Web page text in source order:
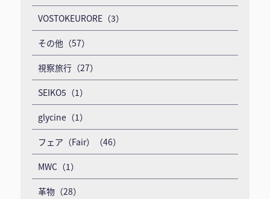
VOSTOKEURORE（3）
その他（57）
視察旅行（27）
SEIKO5（1）
glycine（1）
フェア（Fair）（46）
MWC（1）
革物（28）